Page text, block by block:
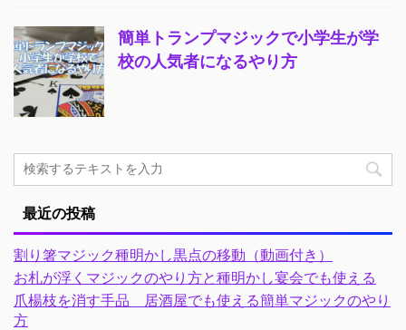
簡単トランプマジックで小学生が学
校の人気者になるやり方
最近の投稿
割り箸マジック種明かし黒点の移動（動画付き）
お札が浮くマジックのやり方と種明かし宴会でも使える
爪楊枝を消す手品 居酒屋でも使える簡単マジックのやり
方